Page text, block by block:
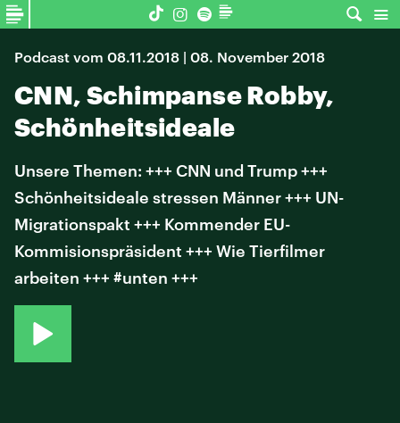
Podcast vom 08.11.2018 | 08. November 2018
CNN, Schimpanse Robby,
Schönheitsideale
Unsere Themen: +++ CNN und Trump +++
Schönheitsideale stressen Männer +++ UN-
Migrationspakt +++ Kommender EU-
Kommisionspräsident +++ Wie Tierfilmer
arbeiten +++ #unten +++